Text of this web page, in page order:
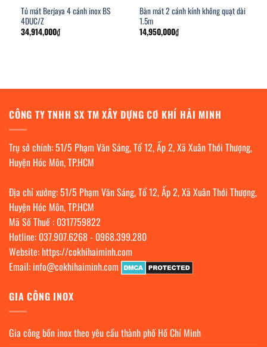
Tủ mát Berjaya 4 cánh inox BS
4DUC/Z
34,914,000₫
Bàn mát 2 cánh kính không quạt dài
1.5m
14,950,000₫
CÔNG TY TNHH SX TM XÂY DỰNG CƠ KHÍ HẢI MINH
Trụ sở chính: 51/5 Phạm Văn Sáng, Tổ 12, Ấp 2, Xã Xuân Thới Thượng,
Huyện Hóc Môn, TP.HCM
Địa chỉ xưởng: 51/5 Phạm Văn Sáng, Tổ 12, Ấp 2, Xã Xuân Thới Thượng,
Huyện Hóc Môn, TP.HCM
Mã Số Thuế : 0317759822
Hotline: 037.907.6268- 0968.399.280
Website: https://cokhihaiminh.com
Email: info@cokhihaiminh.com
GIA CÔNG INOX
Gia công bồn inox theo yêu cầu thành phố Hồ Chí Minh